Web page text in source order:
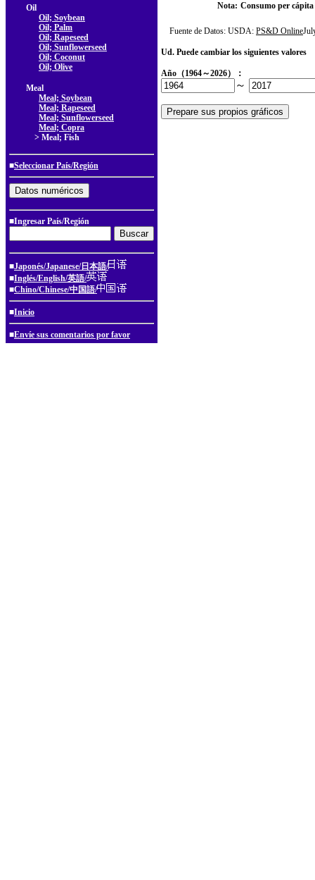
Oil
Oil; Soybean
Oil; Palm
Oil; Rapeseed
Oil; Sunflowerseed
Oil; Coconut
Oil; Olive
Meal
Meal; Soybean
Meal; Rapeseed
Meal; Sunflowerseed
Meal; Copra
> Meal; Fish
■Seleccionar País/Región
■Ingresar País/Región
■Japonés/Japanese/日本語/
■Inglés/English/英語/
■Chino/Chinese/中国語/
■Inicio
■Envíe sus comentarios por favor
Nota: Consumo per cápita
Fuente de Datos: USDA: PS&D Online
Ud. Puede cambiar los siguientes valores
Año（1964～2026）：
～